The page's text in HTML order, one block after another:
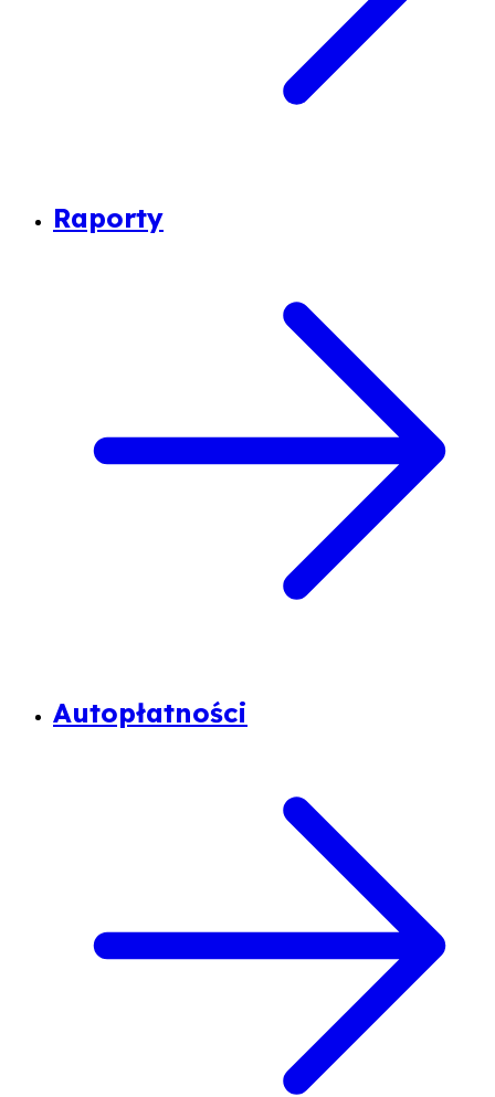
Raporty
Autopłatności